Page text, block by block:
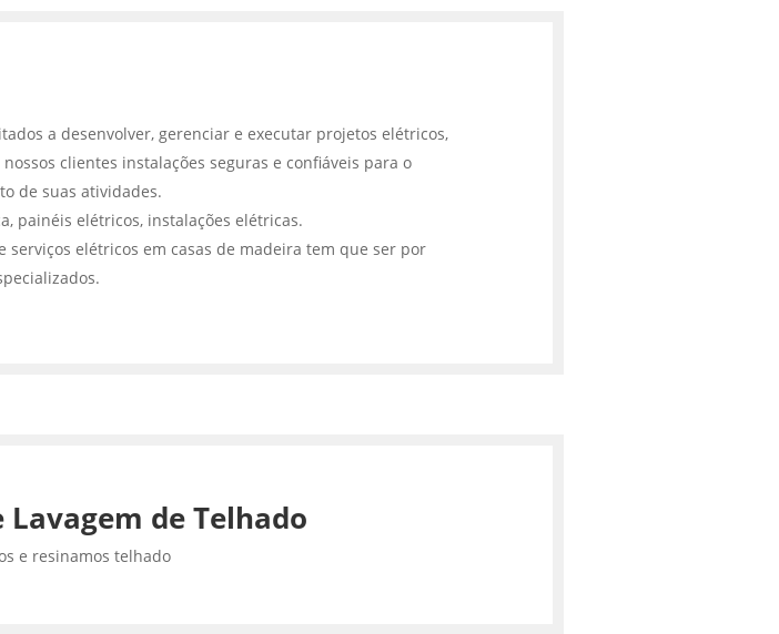
a desenvolver, gerenciar e executar projetos elétricos,
clientes instalações seguras e confiáveis para o
de suas atividades.
painéis elétricos, instalações elétricas.
serviços elétricos em casas de madeira tem que ser por
de Telhado
e resinamos telhado